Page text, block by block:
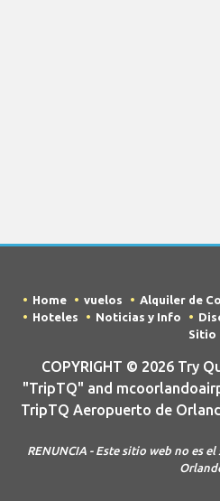
Home vuelos Alquiler de
Hoteles
Noticias y Info
Sitio
COPYRIGHT © 2026 Try
"TripTQ" and
TripTQ Aeropuerto de
RENUNCIA - Este sitio web no es